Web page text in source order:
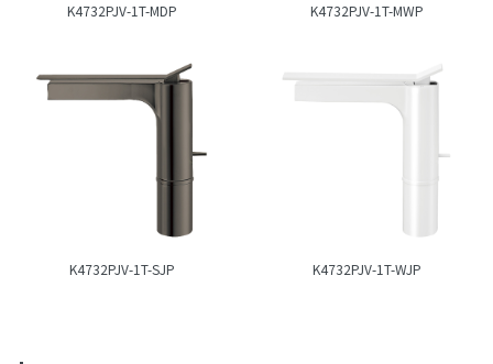
K4732PJV-1T-MDP K4732PJV-1T-MWP
K4732PJV-1T-SJP K4732PJV-1T-WJP